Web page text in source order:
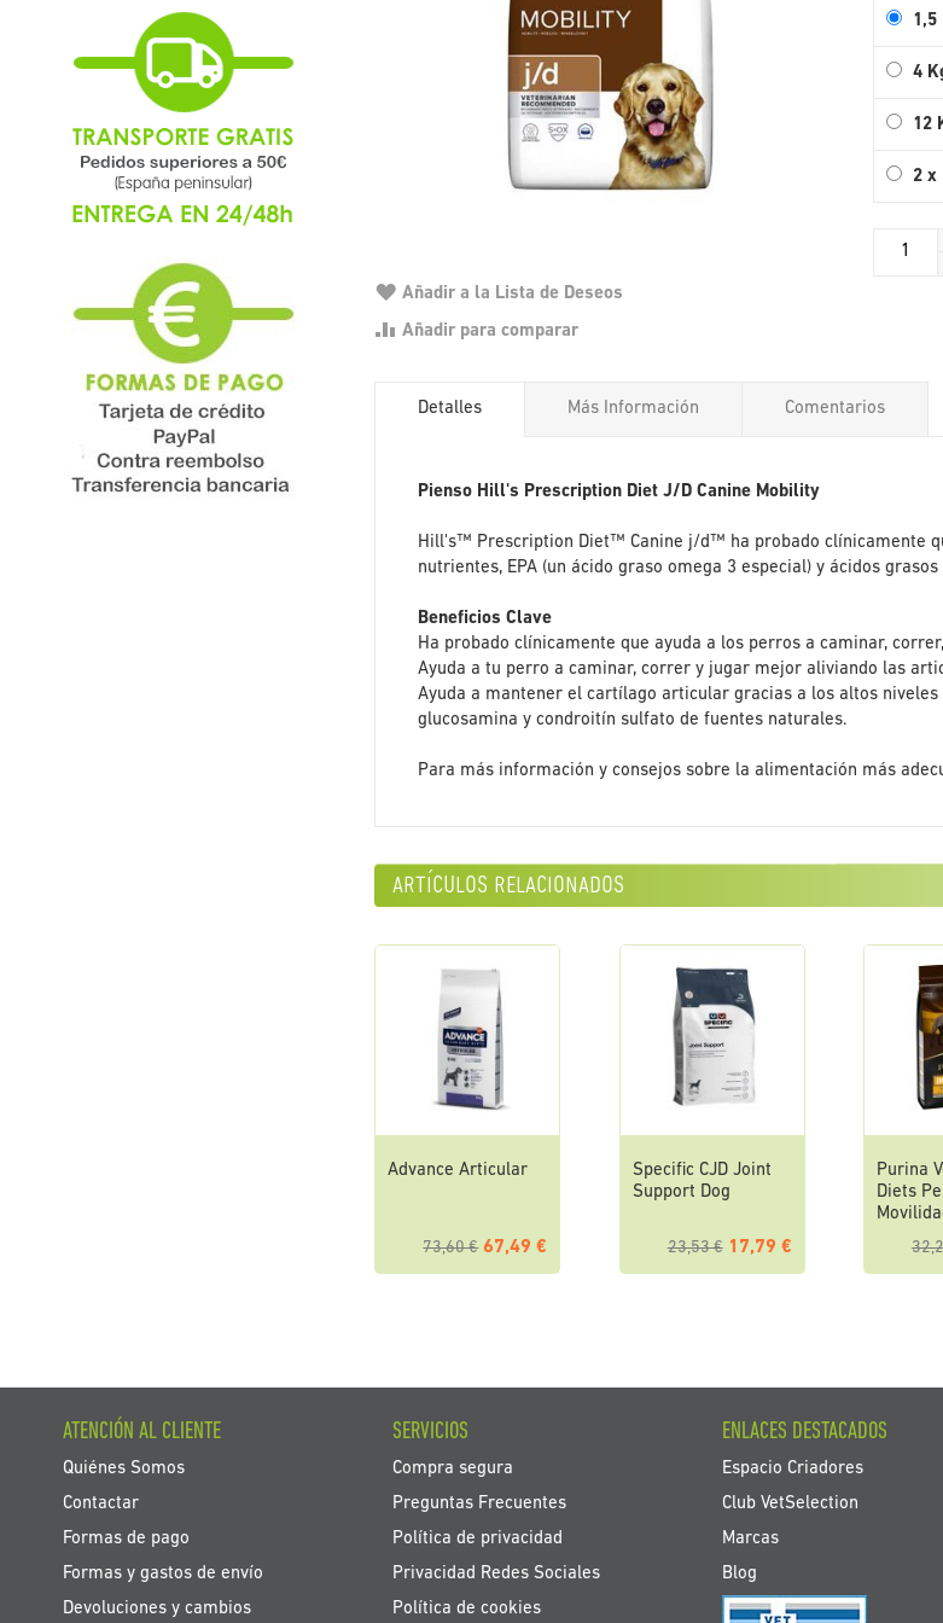
1,5
4
12
2 x
Añadir a la Lista de Deseos
Añadir para comparar
la
imágenes
Detalles
Pienso Hill's Prescription Diet J/D Canine Mobility
Hill's™ Prescription Diet™ Canine j/d™ ha probado clínicamente
nutrientes, EPA (un ácido graso omega 3 especial) y ácidos
Beneficios Clave
Ha probado clínicamente que ayuda a los perros a caminar,
Ayuda a tu perro a caminar, correr y jugar mejor aliviando las
Ayuda a mantener el cartílago articular gracias a los altos niveles
glucosamina y condroitín sulfato de fuentes naturales.
Para más información y consejos sobre la alimentación más
Más Información Comentarios
artículos relacionados
Advance Articular
73,60 € 67,49 €
Specific CJD Joint
Support Dog
23,53 € 17,79 €
Purina
Diets
ATENCIÓN AL CLIENTE
Quiénes Somos
Contactar
Formas de pago
Formas y gastos de envío
Devoluciones y cambios
SERVICIOS
Compra segura
Preguntas Frecuentes
Política de privacidad
Privacidad Redes Sociales
Política de cookies
ENLACES DESTACADOS
Espacio Criadores
Club VetSelection
Marcas
Blog